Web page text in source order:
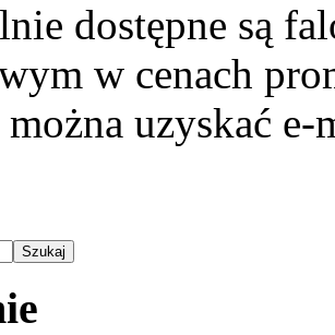
dostępne są
w cenach
można uzyskać